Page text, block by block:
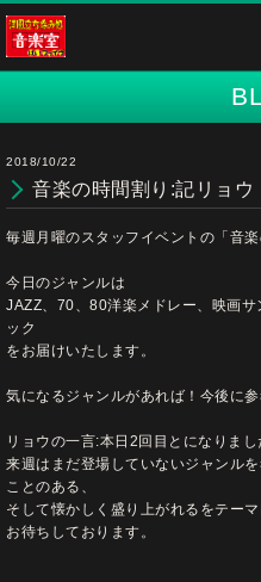
2018/10/22
音楽の時間割り:記リョウ
毎週月曜のスタッフイベントの「音楽
今日のジャンルは
JAZZ、70、80洋楽メドレー、映画
ック
をお届けいたします。
気になるジャンルがあれば！今後に参
リョウの一言:本日2回目とになりまし
来週はまだ登場していないジャンル
ことのある、
そして懐かしく盛り上がれるをテー
お待ちしております。